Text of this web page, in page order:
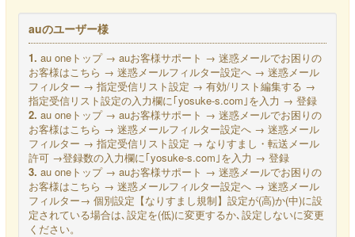
auのユーザー様
1. au oneトップ → auお客様サポート → 迷惑メールでお困りの
お客様はこちら → 迷惑メールフィルター設定へ → 迷惑メール
フィルター → 指定受信リスト設定 → 有効/リスト編集する →
指定受信リスト設定の入力欄に｢yosuke-s.com｣を入力 → 登録
2. au oneトップ → auお客様サポート → 迷惑メールでお困りの
お客様はこちら → 迷惑メールフィルター設定へ → 迷惑メール
フィルター → 指定受信リスト設定 → なりすまし・転送メール
許可 →登録数の入力欄に｢yosuke-s.com｣を入力 → 登録
3. au oneトップ → auお客様サポート → 迷惑メールでお困りの
お客様はこちら → 迷惑メールフィルター設定へ → 迷惑メール
フィルター→ 個別設定【なりすまし規制】設定が(高)か(中)に設
定されている場合は､設定を(低)に変更するか､設定しないに変更
ください。